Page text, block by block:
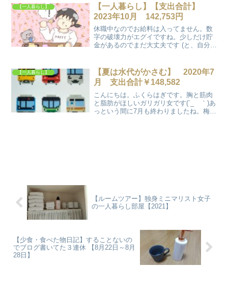
【一人暮らし】
【一人暮らし】【支出合計】
2023年10月 142,753円
休職中なのでお給料は入ってません。数
字の破壊力がエグイですね。少しだけ貯
金があるのでまだ大丈夫です (と、自分に
込まれたからですね。
【一人暮らし】
【夏は水代がかさむ】 2020年7
月 支出合計￥148,582
こんにちは。ふくらはぎです。胸と筋肉
と脂肪がほしいガリガリ女です(´_ゝ｀)あ
っという間に7月も終わりましたね。梅雨
【ルームツアー】独身ミニマリスト女子
の一人暮らし部屋【2021】
【少食・食べた物日記】することないの
でブログ書いてた３連休 【8月22日～8月
28日】